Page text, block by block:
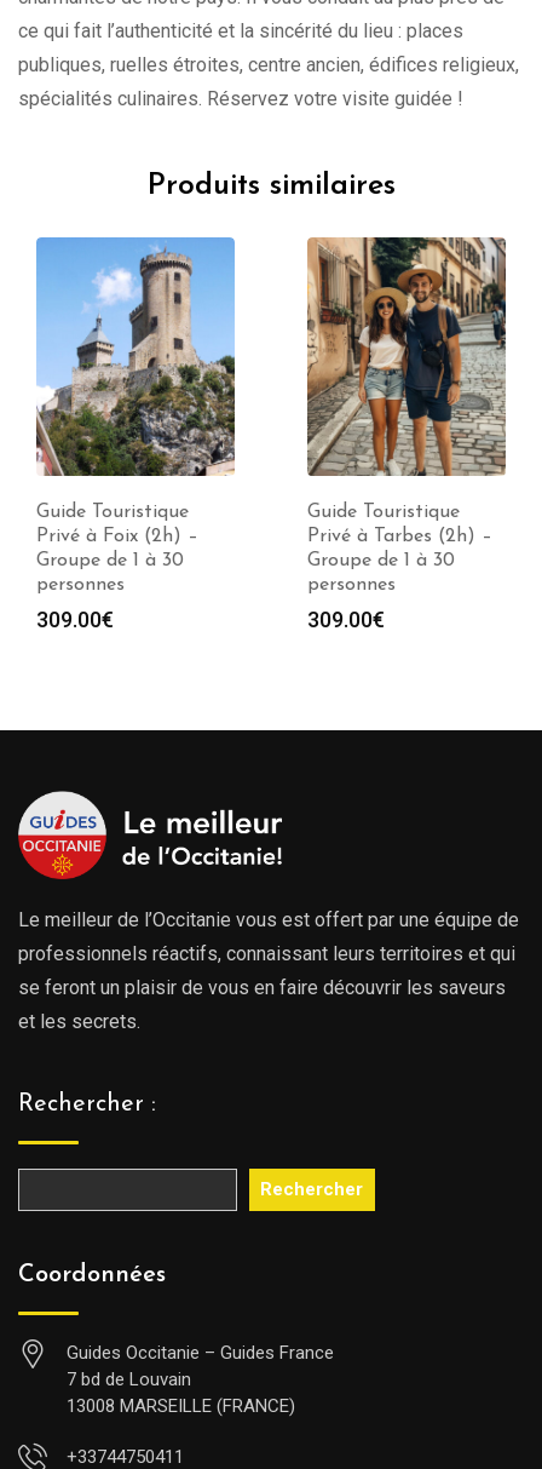
ce qui fait l’authenticité et la sincérité du lieu : places
publiques, ruelles étroites, centre ancien, édifices religieux,
spécialités culinaires. Réservez votre visite guidée !
Produits similaires
Guide Touristique
Privé à Foix (2h) –
Groupe de 1 à 30
personnes
309.00€
Guide Touristique
Privé à Tarbes (2h) –
Groupe de 1 à 30
personnes
309.00€
Le meilleur de l’Occitanie vous est offert par une équipe de
professionnels réactifs, connaissant leurs territoires et qui
se feront un plaisir de vous en faire découvrir les saveurs
et les secrets.
Rechercher :
Rechercher
Coordonnées
Guides Occitanie – Guides France
7 bd de Louvain
13008 MARSEILLE (FRANCE)
+33744750411